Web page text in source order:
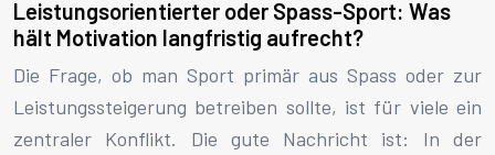
Leistungsorientierter oder Spass-Sport: Was
hält Motivation langfristig aufrecht?
Die Frage, ob man Sport primär aus Spass oder zur
Leistungssteigerung betreiben sollte, ist für viele ein
zentraler Konflikt. Die gute Nachricht ist: In der